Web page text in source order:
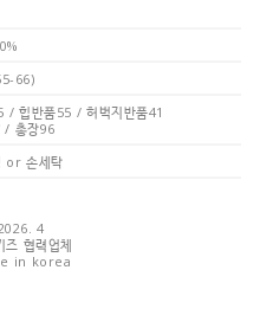
66)
/ 힙반품55 / 허벅지반품41
/ 총장96
or 손세탁
4
즈 협력업체
in korea